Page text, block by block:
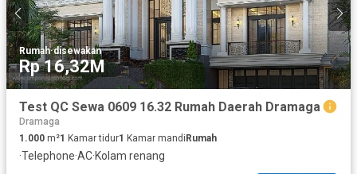
Rumah·disewakan
Rp 16,32M
Test QC Sewa 0609 16.32 Rumah Daerah Dramaga
Dramaga
1.000 m²1 Kamar tidur1 Kamar mandi Rumah
·Telephone·AC·Kolam renang